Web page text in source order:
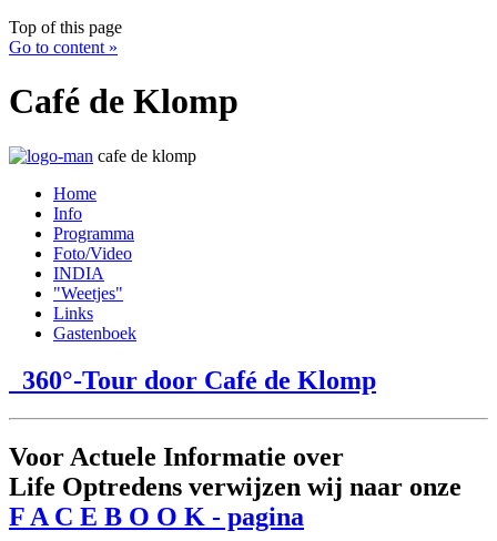
Top of this page
Go to content »
Café de Klomp
cafe de klomp
Home
Info
Programma
Foto/Video
INDIA
"Weetjes"
Links
Gastenboek
360°-Tour door Café de Klomp
Voor Actuele Informatie over
Life Optredens verwijzen wij naar onze
F A C E B O O K - pagina